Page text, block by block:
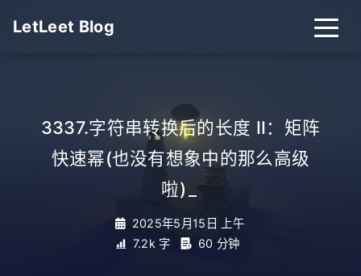
LetLeet Blog
3337.字符串转换后的长度 II：矩阵
快速幂(也没有想象中的那么高级
啦)
2025年5月15日 上午
7.2k 字
60 分钟